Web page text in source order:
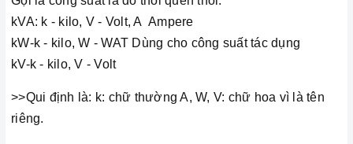
kVA: k - kilo, V - Volt, A Ampere
kW-k - kilo, W - WAT Dùng cho công suất tác dụng
kV-k - kilo, V - Volt
>>Qui định là: k: chữ thường A, W, V: chữ hoa vì là tên
riêng.